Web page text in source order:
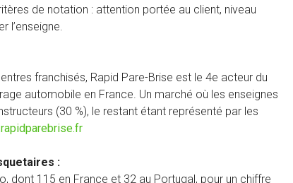
de notation : attention portée au client, niveau
l’enseigne.
franchisés, Rapid Pare-Brise est le 4e acteur du
automobile en France. Un marché où les enseignes
(30 %), le restant étant représenté par les
:
dont 115 en France et 32 au Portugal, pour un chiffre